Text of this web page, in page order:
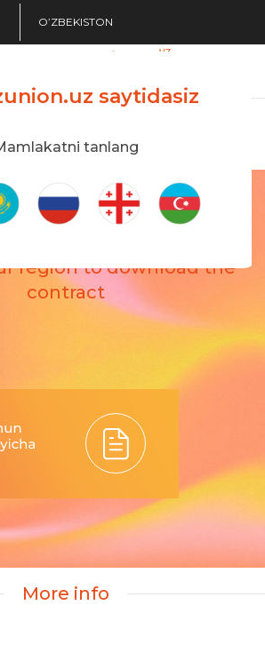
saytidasiz
tanlang
O’ZBEKISTON
sahifa Shartnomalar
region to download the
contract
More info